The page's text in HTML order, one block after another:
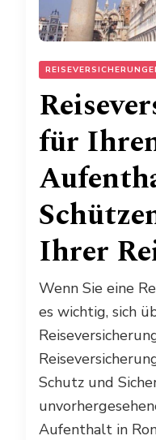
für
Ihrer
Wenn Sie eine
es wichtig, sich
Schutz und
Aufenthalt in